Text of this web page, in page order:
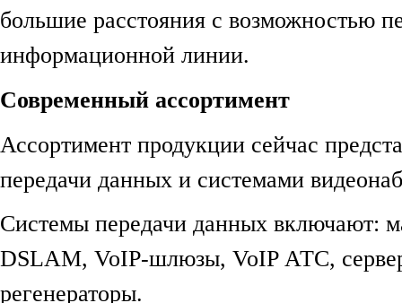
большие расстояния с возможностью
информационной линии.
Современный ассортимент
Ассортимент продукции сейчас
передачи данных и системами
Системы передачи данных включают:
DSLAM, VoIP-шлюзы, VoIP АТС,
регенераторы.